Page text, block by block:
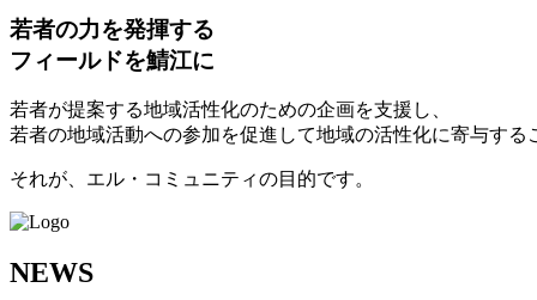
若者の力を発揮する
フィールドを鯖江に
若者が提案する地域活性化のための企画を支援し、
若者の地域活動への参加を促進して地域の活性化に寄与する
それが、エル・コミュニティの目的です。
NEWS